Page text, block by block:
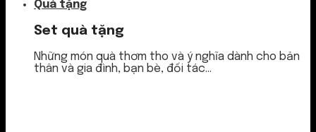
Quà tặng
Set quà tặng
Những món quà thơm tho và ý nghĩa dành cho bản
thân và gia đình, bạn bè, đối tác...